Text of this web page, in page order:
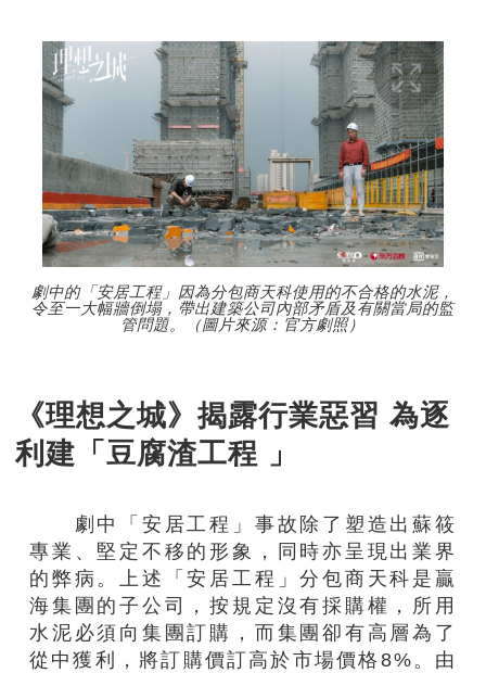
劇中的「安居工程」因為分包商天科使用的不合格的水泥，
令至一大幅牆倒塌，帶出建築公司內部矛盾及有關當局的監
管問題。（圖片來源：官方劇照）
《理想之城》揭露行業惡習 為逐
利建「豆腐渣工程 」
劇中「安居工程」事故除了塑造出蘇筱
專業、堅定不移的形象，同時亦呈現出業界
的弊病。上述「安居工程」分包商天科是贏
海集團的子公司，按規定沒有採購權，所用
水泥必須向集團訂購，而集團卻有高層為了
從中獲利，將訂購價訂高於市場價格8%。由